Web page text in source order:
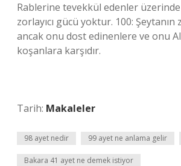
Rablerine tevekkül edenler
zorlayıcı gücü yoktur. 100: Şeytanın
ancak onu dost edinenlere ve onu
koşanlara karşıdır.
Tarih: Makaleler
98 ayet nedir 99 ayet ne anlama gelir
Bakara 41 ayet ne demek istiyor